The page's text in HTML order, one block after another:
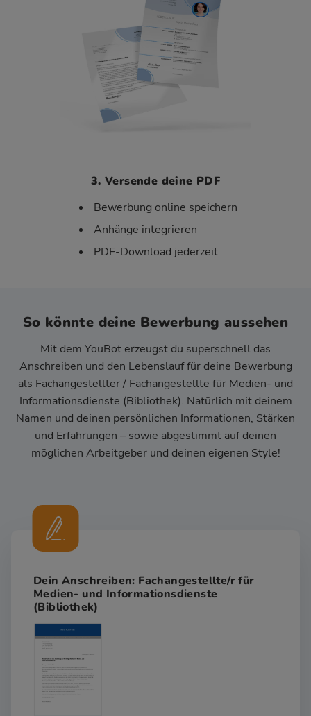
3. Versende deine PDF
Bewerbung online speichern
Anhänge integrieren
PDF-Download jederzeit
So könnte deine Bewerbung aussehen
Mit dem YouBot erzeugst du superschnell das
Anschreiben und den Lebenslauf für deine Bewerbung
als Fachangestellter / Fachangestellte für Medien- und
Informationsdienste (Bibliothek). Natürlich mit deinem
Namen und deinen persönlichen Informationen, Stärken
und Erfahrungen – sowie abgestimmt auf deinen
möglichen Arbeitgeber und deinen eigenen Style!
Dein Anschreiben: Fachangestellte/r für
Medien- und Informationsdienste
(Bibliothek)